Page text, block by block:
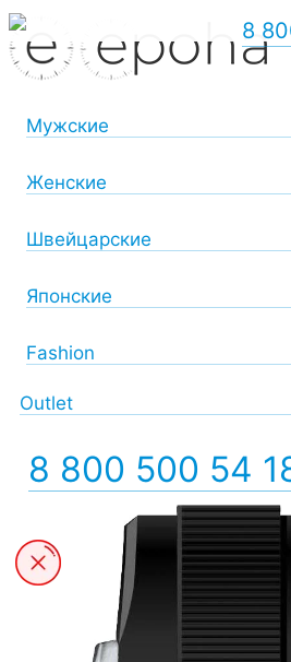
Мужские
Женские
Швейцарские
Японские
Fashion
Outlet
8 800 500 54
8